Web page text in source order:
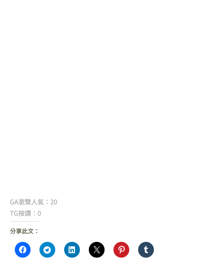
GA瀏覽人氣：20
TG按讚：0
分享此文：